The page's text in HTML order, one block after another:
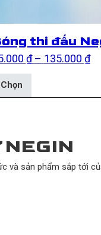
đến 150.000 ₫
có thể được chọn
thi đấu
₫ – 135.000 ₫
Chọn
và sản phẩm sắp tới